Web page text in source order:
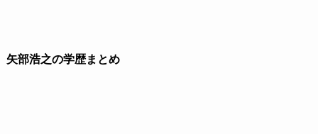
矢部浩之の学歴まとめ